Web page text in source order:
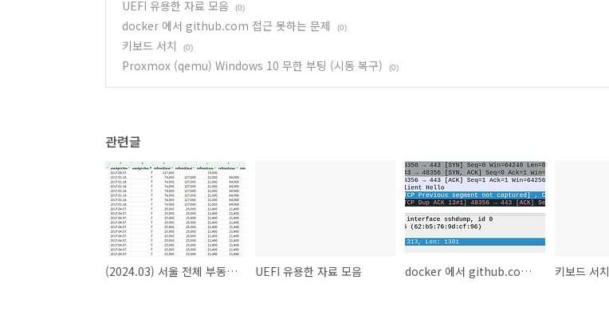
UEFI 유용한 자료 모음 (0)
docker 에서 github.com 접근 못하는 문제 (0)
키보드 서치 (0)
Proxmox (qemu) Windows 10 무한 부팅 (시동 복구) (0)
관련글
(2024.03) 서울 전체 부동산 목록 UEFI 유용한 자료 모음 docker 에서 github.com 접근 못하는 문제 키보드 서치